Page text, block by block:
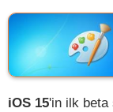
iOS 15'in ilk beta